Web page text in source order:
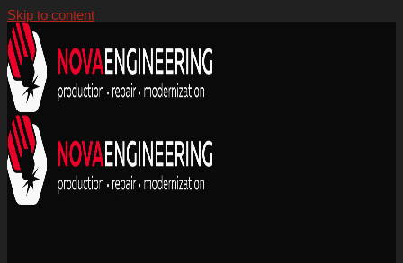
Skip to content